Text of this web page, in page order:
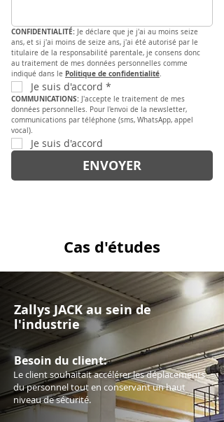
CONFIDENTIALITÉ: Je déclare que je j'ai au moins seize
ans, et si j'ai moins de seize ans, j'ai été autorisé par le
titulaire de la responsabilité parentale, je consens donc
au traitement de mes données personnelles comme
indiqué dans le Politique de confidentialité.
Je suis d'accord *
COMMUNICATIONS: J'accepte le traitement de mes
données personnelles. Pour l'envoi de la newsletter,
communications par téléphone (sms, WhatsApp, appel
vocal).
Je suis d'accord
ENVOYER
Cas d'études
Zallys JACK au sein de
l'industrie
Besoin du client:
Le client souhaitait accélérer les déplacements
du personnel tout en conservant un haut
niveau de sécurité.